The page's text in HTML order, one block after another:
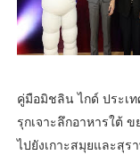
คู่มือมิชลิน ไกด์ ประเ
รุกเจาะลึกอาหารใต้
ไปยังเกาะสมุยและสุร